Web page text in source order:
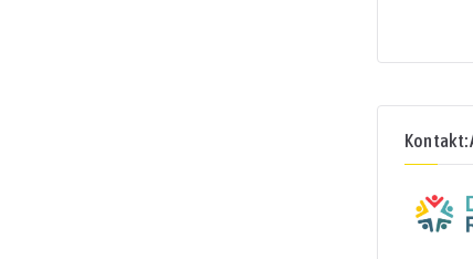
Kontakt: